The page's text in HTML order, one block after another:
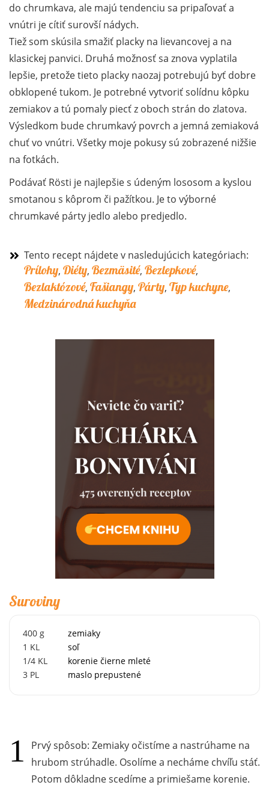
do chrumkava, ale majú tendenciu sa pripaľovať a
vnútri je cítiť surovší nádych.
Tiež som skúsila smažiť placky na lievancovej a na
klasickej panvici. Druhá možnosť sa znova vyplatila
lepšie, pretože tieto placky naozaj potrebujú byť dobre
obklopené tukom. Je potrebné vytvoriť solídnu kôpku
zemiakov a tú pomaly piecť z oboch strán do zlatova.
Výsledkom bude chrumkavý povrch a jemná zemiaková
chuť vo vnútri. Všetky moje pokusy sú zobrazené nižšie
na fotkách.
Podávať Rösti je najlepšie s údeným lososom a kyslou
smotanou s kôprom či pažítkou. Je to výborné
chrumkavé párty jedlo alebo predjedlo.
Tento recept nájdete v nasledujúcich kategóriach:
Prílohy, Diéty, Bezmäsité, Bezlepkové,
Bezlaktózové, Fašiangy, Párty, Typ kuchyne,
Medzinárodná kuchyňa
Suroviny
400 g
zemiaky
1 KL
soľ
1/4 KL
korenie čierne mleté
3 PL maslo prepustené
Prvý spôsob: Zemiaky očistíme a nastrúhame na
hrubom strúhadle. Osolíme a necháme chvíľu stáť.
Potom dôkladne scedíme a primiešame korenie.